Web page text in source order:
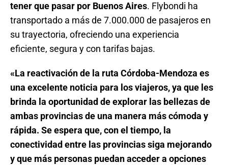
tener que pasar por Buenos Aires. Flybondi ha
transportado a más de 7.000.000 de pasajeros en
su trayectoria, ofreciendo una experiencia
eficiente, segura y con tarifas bajas.
«La reactivación de la ruta Córdoba-Mendoza es
una excelente noticia para los viajeros, ya que les
brinda la oportunidad de explorar las bellezas de
ambas provincias de una manera más cómoda y
rápida. Se espera que, con el tiempo, la
conectividad entre las provincias siga mejorando
y que más personas puedan acceder a opciones